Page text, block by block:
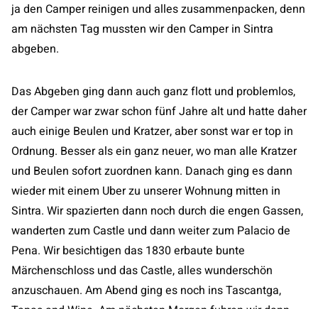
ja den Camper reinigen und alles zusammenpacken, denn
am nächsten Tag mussten wir den Camper in Sintra
abgeben.
Das Abgeben ging dann auch ganz flott und problemlos,
der Camper war zwar schon fünf Jahre alt und hatte daher
auch einige Beulen und Kratzer, aber sonst war er top in
Ordnung. Besser als ein ganz neuer, wo man alle Kratzer
und Beulen sofort zuordnen kann. Danach ging es dann
wieder mit einem Uber zu unserer Wohnung mitten in
Sintra. Wir spazierten dann noch durch die engen Gassen,
wanderten zum Castle und dann weiter zum Palacio de
Pena. Wir besichtigen das 1830 erbaute bunte
Märchenschloss und das Castle, alles wunderschön
anzuschauen. Am Abend ging es noch ins Tascantga,